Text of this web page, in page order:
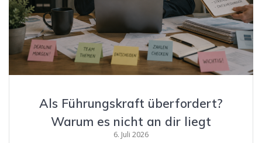
Als Führungskraft überfordert?
Warum es nicht an dir liegt
6. Juli 2026